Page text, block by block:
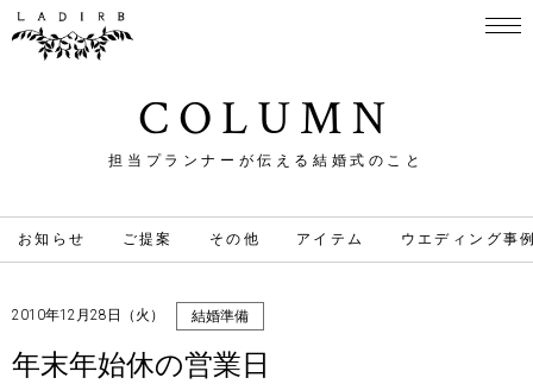
COLUMN
担当プランナーが伝える結婚式のこと
お知らせ ご提案 その他 アイテム ウエディング事
2010年12月28日（火） 結婚準備
年末年始休の営業日